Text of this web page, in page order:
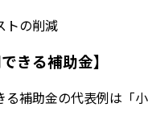
トの削減
きる補助金】
補助金の代表例は「